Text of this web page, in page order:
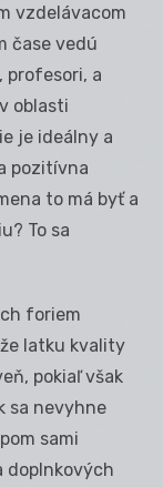
vzdelávacom
čase vedú
profesori, a
oblasti
je ideálny a
pozitívna
to má byť a
To sa
foriem
latku kvality
pokiaľ však
sa nevyhne
sami
doplnkových